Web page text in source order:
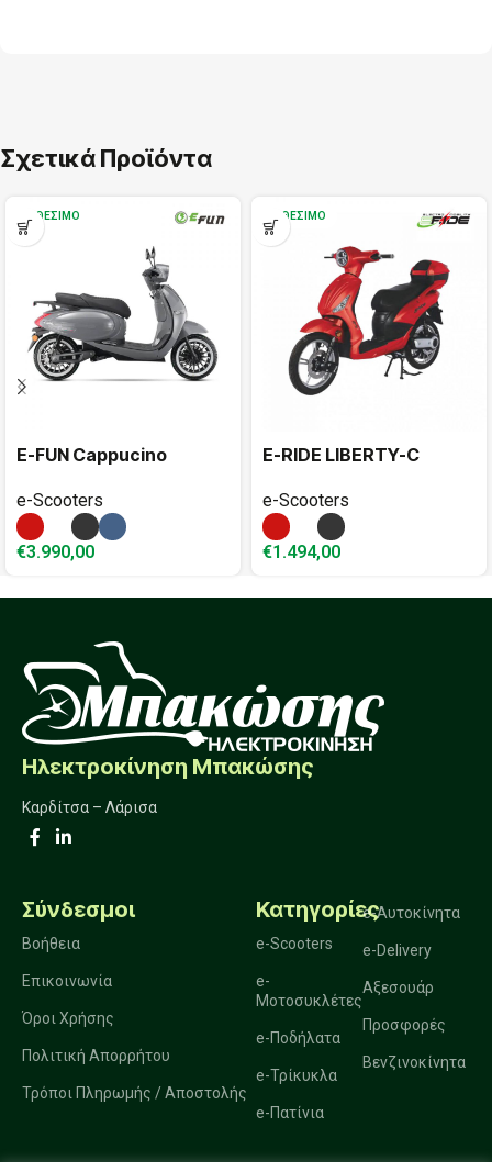
Σχετικά Προϊόντα
ΔΙΑΘΈΣΙΜΟ
E-FUN Cappucino
e-Scooters
€3.990,00
ΔΙΑΘΈΣΙΜΟ
E-RIDE LIBERTY-C
e-Scooters
€1.494,00
Ηλεκτροκίνηση Μπακώσης
Καρδίτσα – Λάρισα
Σύνδεσμοι
Βοήθεια
Επικοινωνία
Όροι Χρήσης
Πολιτική Απορρήτου
Τρόποι Πληρωμής / Αποστολής
Κατηγορίες
e-Scooters
e-
Μοτοσυκλέτες
e-Ποδήλατα
e-Τρίκυκλα
e-Πατίνια
e-Αυτοκίνητα
e-Delivery
Αξεσουάρ
Προσφορές
Βενζινοκίνητα